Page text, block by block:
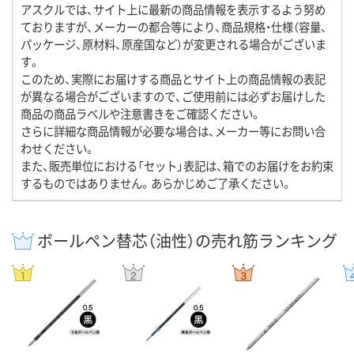
アスクルでは、サイト上に最新の商品情報を表示するよう努め
ておりますが、メーカーの都合等により、商品規格・仕様（容量、
パッケージ、原材料、原産国など）が変更される場合がございま
す。
このため、実際にお届けする商品とサイト上の商品情報の表記
が異なる場合がございますので、ご使用前には必ずお届けした
商品の商品ラベルや注意書きをご確認ください。
さらに詳細な商品情報が必要な場合は、メーカー等にお問い合
わせください。
また、販売単位における「セット」表記は、箱でのお届けをお約束
するものではありません。あらかじめご了承ください。
ボールペン替芯（油性）の売れ筋ランキング